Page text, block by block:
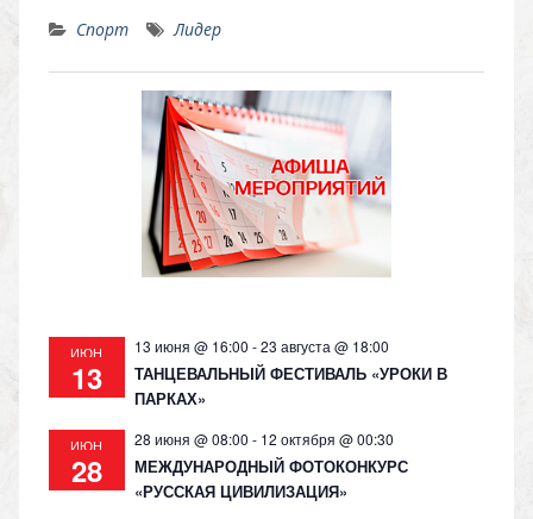
d
n
o
kl
as
s
ni
ki
el
e
gr
a
m
s
A
p
p
y
Li
n
k
Спорт Лидер
ИЮН
13
13 июня @ 16:00 -23 августа @ 18:00
ТАНЦЕВАЛЬНЫЙ ФЕСТИВАЛЬ «УРОКИ В
ПАРКАХ»
ИЮН
28
28 июня @ 08:00 - 12 октября @ 00:30
МЕЖДУНАРОДНЫЙ ФОТОКОНКУРС
«РУССКАЯ ЦИВИЛИЗАЦИЯ»